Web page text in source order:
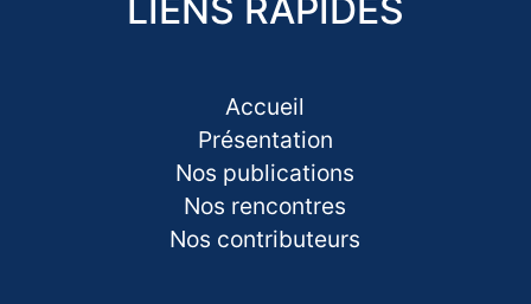
LIENS RAPIDES
Accueil
Présentation
Nos publications
Nos rencontres
Nos contributeurs